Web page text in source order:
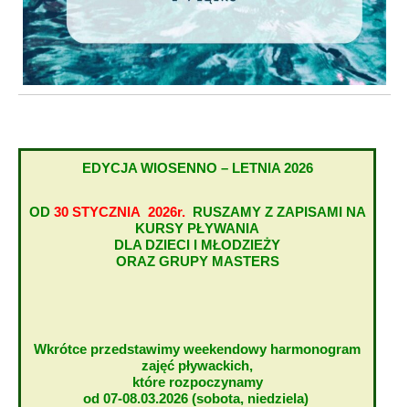
EDYCJA WIOSENNO – LETNIA 2026
OD 30 STYCZNIA 2026r. RUSZAMY Z ZAPISAMI NA
KURSY PŁYWANIA
DLA DZIECI I MŁODZIEŻY
ORAZ GRUPY MASTERS
Wkrótce przedstawimy weekendowy harmonogram
zajęć pływackich,
które rozpoczynamy
od 07-08.03.2026 (sobota, niedziela)